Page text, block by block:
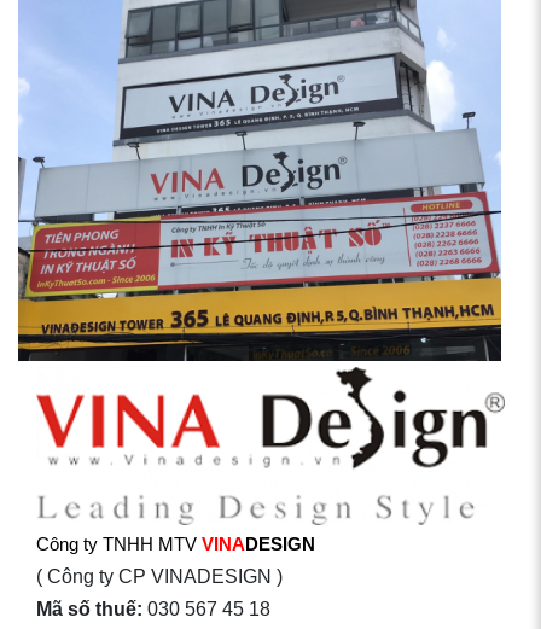
Công ty TNHH MTV VINADESIGN
( Công ty CP VINADESIGN )
Mã số thuế: 030 567 45 18